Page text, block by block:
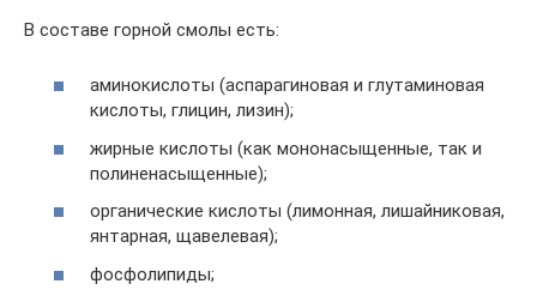
В составе горной смолы есть:
аминокислоты (аспарагиновая и глутаминовая
кислоты, глицин, лизин);
жирные кислоты (как мононасыщенные, так и
полиненасыщенные);
органические кислоты (лимонная, лишайниковая,
янтарная, щавелевая);
фосфолипиды;